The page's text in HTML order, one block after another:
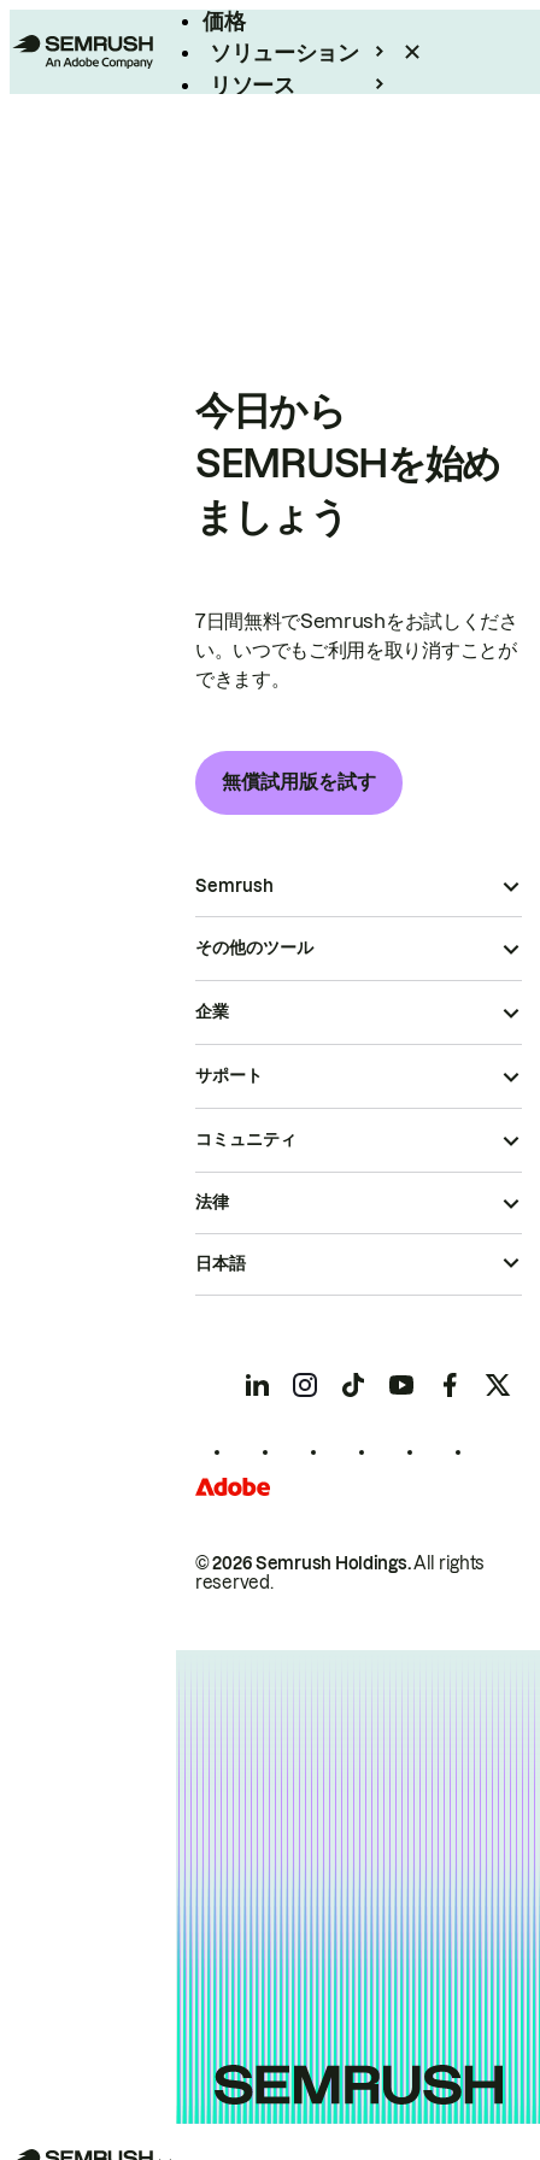
価格
ソリューション
リソース
今日から
SEMRUSHを始め
ましょう
7日間無料でSemrushをお試しくださ
い。いつでもご利用を取り消すことが
できます。
無償試用版を試す
Semrush
その他のツール
企業
サポート
コミュニティ
© 2026 Semrush Holdings.All rights
reserved.
法律
日本語